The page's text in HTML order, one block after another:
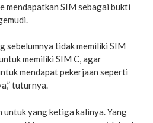
mendapatkan SIM sebagai bukti
sebelumnya tidak memiliki SIM
memiliki SIM C, agar
mendapat pekerjaan seperti
tuturnya.
yang ketiga kalinya. Yang